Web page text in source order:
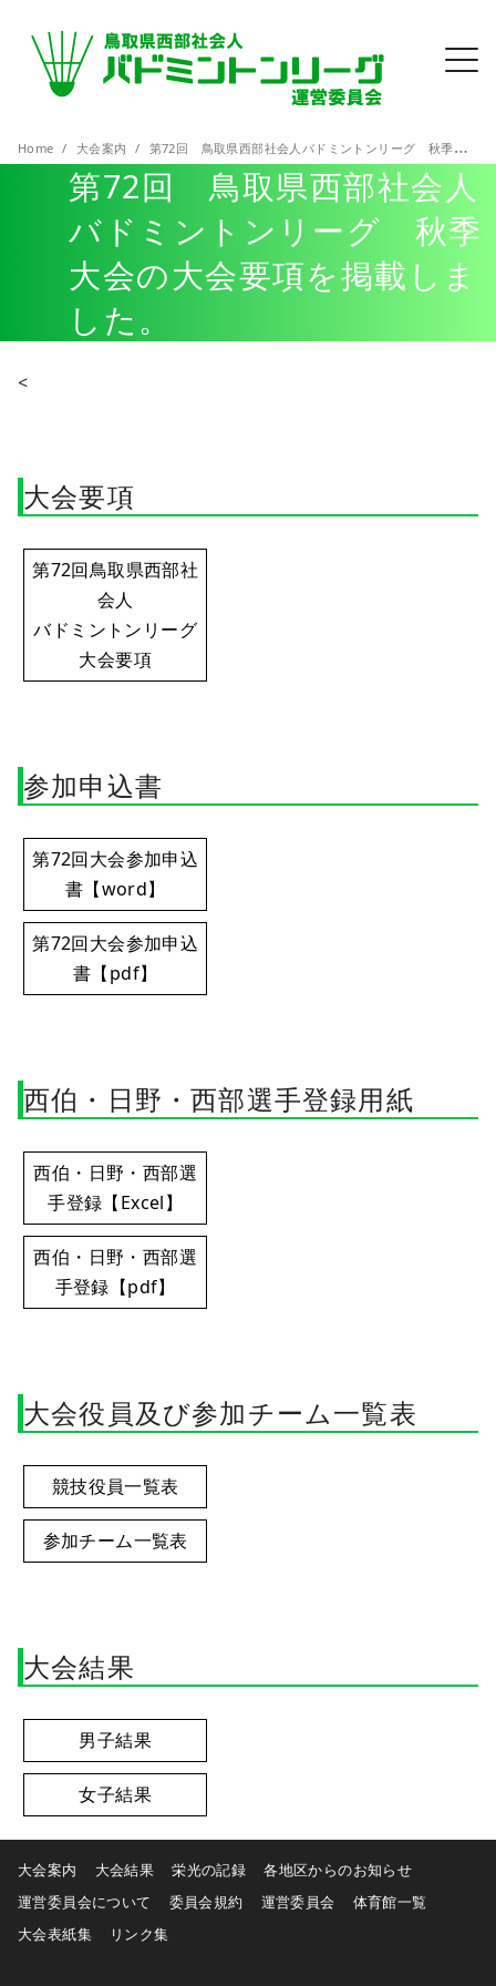
Home 大会案内 第72回 鳥取県西部社会人バドミントンリーグ 秋季大会の大会要項を掲載しました。
第72回 鳥取県西部社会人
バドミントンリーグ 秋季
大会の大会要項を掲載しま
した。
<
大会要項
第72回鳥取県西部社
会人
バドミントンリーグ
大会要項
参加申込書
第72回大会参加申込
書【word】
第72回大会参加申込
書【pdf】
西伯・日野・西部選手登録用紙
西伯・日野・西部選
手登録【Excel】
西伯・日野・西部選
手登録【pdf】
大会役員及び参加チーム一覧表
競技役員一覧表
参加チーム一覧表
大会結果
男子結果
女子結果
大会案内 大会結果 栄光の記録
各地区からのお知らせ
運営委員会について
委員会規約 運営委員会
体育館一覧
大会表紙集
リンク集